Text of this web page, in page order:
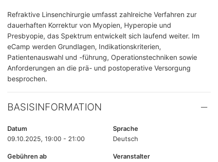
Refraktive Linsenchirurgie umfasst zahlreiche Verfahren zur
dauerhaften Korrektur von Myopien, Hyperopie und
Presbyopie, das Spektrum entwickelt sich laufend weiter. Im
eCamp werden Grundlagen, Indikationskriterien,
Patientenauswahl und -führung, Operationstechniken sowie
Anforderungen an die prä- und postoperative Versorgung
besprochen.
BASISINFORMATION
Datum
09.10.2025, 19:00 - 21:00
Sprache
Deutsch
Gebühren ab
Veranstalter